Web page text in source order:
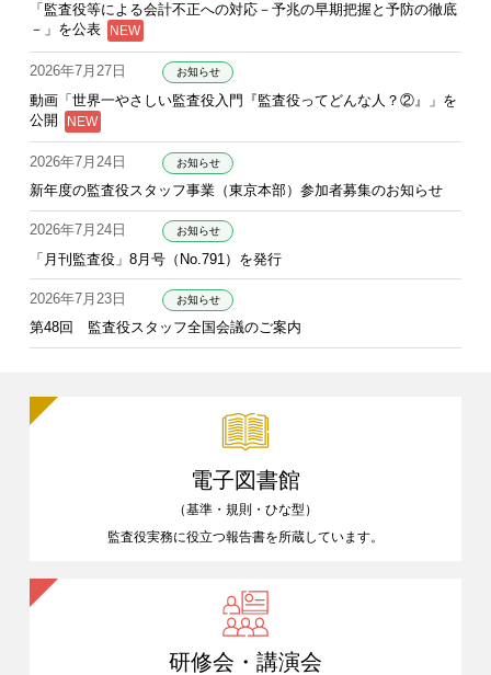
「監査役等による会計不正への対応－予兆の早期把握と予防の徹底
－」を公表
2026年7月27日 お知らせ
動画「世界一やさしい監査役入門『監査役ってどんな人？②』」を
公開
2026年7月24日 お知らせ
新年度の監査役スタッフ事業（東京本部）参加者募集のお知らせ
2026年7月24日 お知らせ
「月刊監査役」8月号（No.791）を発行
2026年7月23日 お知らせ
第48回 監査役スタッフ全国会議のご案内
電子図書館
（基準・規則・ひな型）
監査役実務に役立つ報告書を所蔵しています。
研修会・講演会